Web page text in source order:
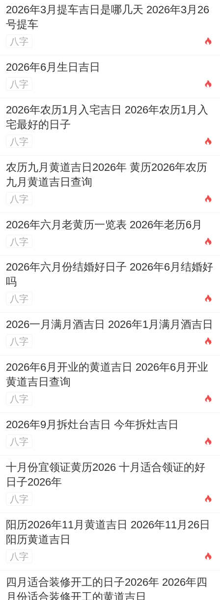
2026年3月提车吉日是哪几天 2026年3月26
号提车
八字
2026年6月生日吉日
八字
2026年农历1月入宅吉日 2026年农历1月入
宅最好的日子
八字
农历九月黄道吉日2026年 黄历2026年农历
九月黄道吉日查询
八字
2026年六月老黄历一览表 2026年老历6月
八字
2026年六月份结婚好日子 2026年6月结婚好
吗
八字
2026一月满月酒吉日 2026年1月满月酒吉日
八字
2026年6月开业的黄道吉日 2026年6月开业
黄道吉日查询
八字
2026年9月拆灶台吉日 今年拆灶吉日
八字
十月份宜领证黄历2026 十月适合领证的好
日子2026年
八字
阳历2026年11月黄道吉日 2026年11月26日
阳历黄道吉日
八字
四月适合装修开工的日子2026年 2026年四
月份适合装修开工的黄道吉日